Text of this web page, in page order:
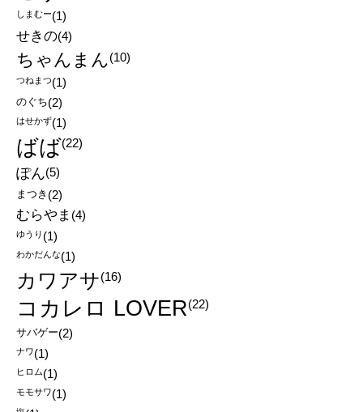
しまむー(1)
せきの(4)
ちゃんまん(10)
つねまつ(1)
のぐち(2)
はせかず(1)
ばば(22)
ぽん(5)
まつき (2)
むらやま (4)
ゆうり (1)
わかだんな(1)
カワアサ(16)
コカレロ LOVER(22)
サバゲー(2)
ナワ(1)
ヒロム(1)
モモサワ(1)